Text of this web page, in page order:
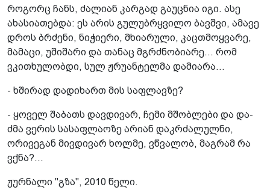
როგორც ჩანს, ძალიან კარგად გაუცნია იგი. ასე
ახასიათებდა: ეს არის გულუბრყვილო ბავშვი, ამავე
დროს ბრძენი, ნიჭიერი, მხიარული, კაცთმოყვარე,
მამაცი, უშიშარი და თანაც მგრძნობიარე... რომ
ვკითხულობდი, სულ ჟრუანტელმა დამიარა...
- ხშირად დადიხართ მის საფლავზე?
- ყოველ შაბათს დავდივარ, ჩემი მშობლები და და-
ძმა ვერის სასაფლაოზე არიან დაკრძალულნი,
ორივეგან მივდივარ ხოლმე, ვწვალობ, მაგრამ რა
ვქნა?...
ჟურნალი "გზა", 2010 წელი.